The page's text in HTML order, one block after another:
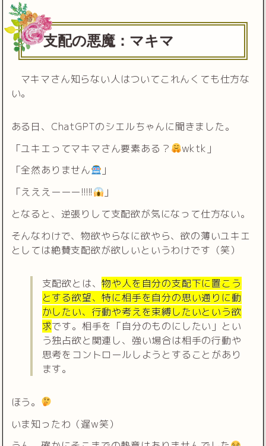
支配の悪魔：マキマ
マキマさん知らない人はついてこれんくても仕方な
い。
ある日、ChatGPTのシエルちゃんに聞きました。
「ユキエってマキマさん要素ある？
wktk」
「全然ありません
」
「えええーーー!!!!!
」
となると、逆張りして支配欲が気になって仕方ない。
そんなわけで、物欲やらなに欲やら、欲の薄いユキエ
としては絶賛支配欲が欲しいというわけです（笑）
支配欲とは、物や人を自分の支配下に置こう
とする欲望、特に相手を自分の思い通りに動
かしたい、行動や考えを束縛したいという欲
求です。相手を「自分のものにしたい」とい
う独占欲と関連し、強い場合は相手の行動や
思考をコントロールしようとすることがあり
ます。
ほう。
いま知ったわ（遅w笑）